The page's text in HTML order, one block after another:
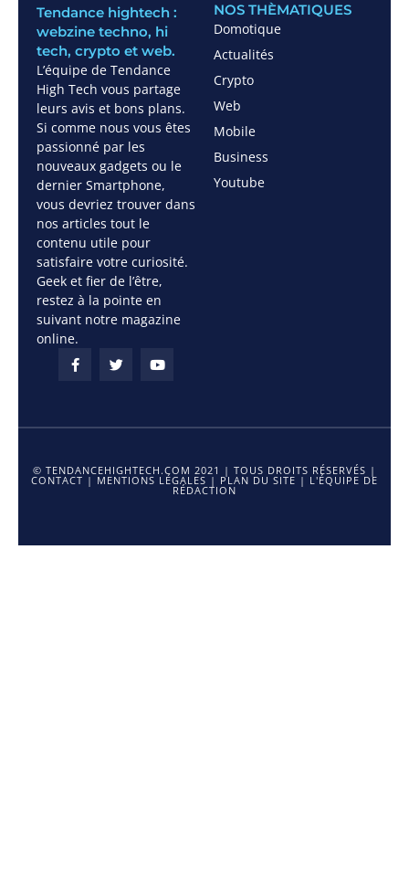
Tendance hightech :
webzine techno, hi
tech, crypto et web.
L’équipe de Tendance
High Tech vous partage
leurs avis et bons plans.
Si comme nous vous êtes
passionné par les
nouveaux gadgets ou le
dernier Smartphone,
vous devriez trouver dans
nos articles tout le
contenu utile pour
satisfaire votre curiosité.
Geek et fier de l’être,
restez à la pointe en
suivant notre magazine
online.
NOS THÈMATIQUES
Domotique
Actualités
Crypto
Web
Mobile
Business
Youtube
© TENDANCEHIGHTECH.COM 2021 | TOUS DROITS RÉSERVÉS |
CONTACT | MENTIONS LÉGALES | PLAN DU SITE | L'ÉQUIPE DE
RÉDACTION